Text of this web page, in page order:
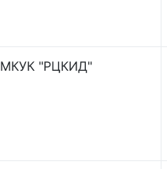
МКУК "РЦКИД"